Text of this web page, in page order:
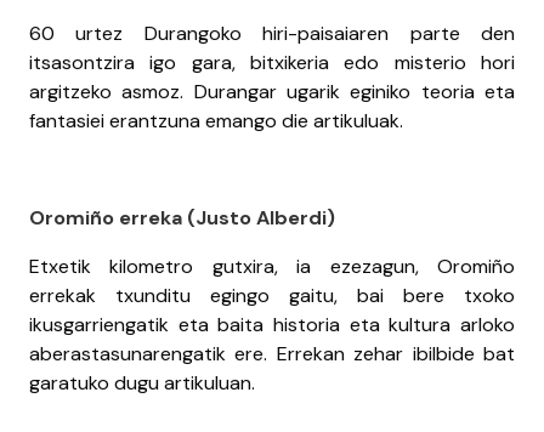
60 urtez Durangoko hiri-paisaiaren parte den
itsasontzira igo gara, bitxikeria edo misterio hori
argitzeko asmoz. Durangar ugarik eginiko teoria eta
fantasiei erantzuna emango die artikuluak.
Oromiño erreka (Justo Alberdi)
Etxetik kilometro gutxira, ia ezezagun, Oromiño
errekak txunditu egingo gaitu, bai bere txoko
ikusgarriengatik eta baita historia eta kultura arloko
aberastasunarengatik ere. Errekan zehar ibilbide bat
garatuko dugu artikuluan.